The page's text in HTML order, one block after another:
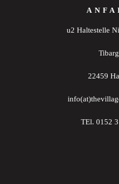
u2 Haltestelle
22459
TEl. 0152